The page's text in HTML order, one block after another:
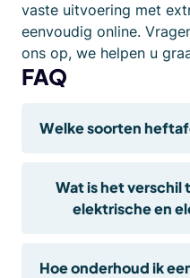
vaste uitvoering met
eenvoudig online.
ons op, we helpen u
FAQ
Welke soorten
Wat is het verschil
elektrische en
Hoe onderhoud ik